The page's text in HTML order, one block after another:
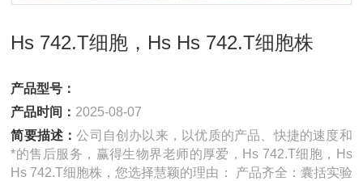
Hs 742.T细胞，Hs Hs 742.T细胞株
产品型号：
产品时间： 2025-08-07
简要描述：公司自创办以来，以优质的产品、快捷的速度和
*的售后服务，赢得生物界老师的厚爱，Hs 742.T细胞，Hs
Hs 742.T细胞株，您选择慧颖的理由： 产品齐全：囊括实验